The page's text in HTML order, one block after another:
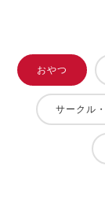
おやつ
サークル